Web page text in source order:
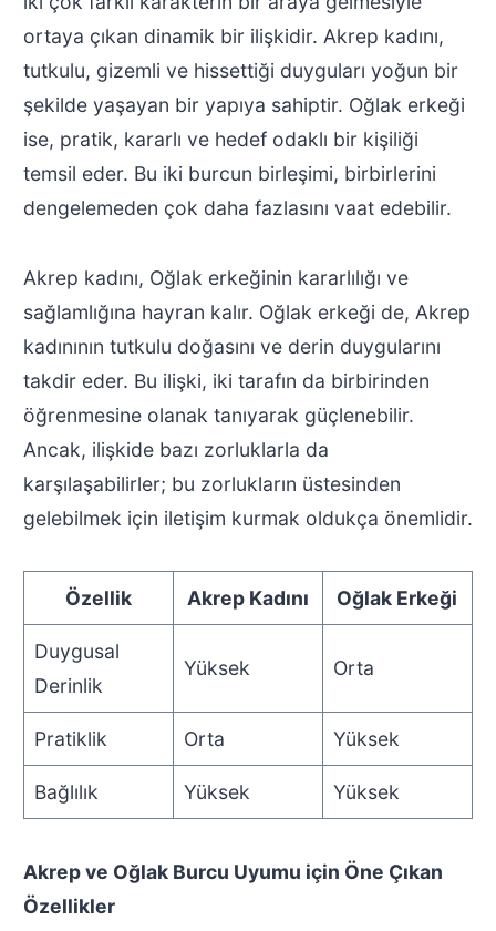
ortaya çıkan dinamik bir ilişkidir. Akrep kadını,
tutkulu, gizemli ve hissettiği duyguları yoğun bir
şekilde yaşayan bir yapıya sahiptir. Oğlak erkeği
ise, pratik, kararlı ve hedef odaklı bir kişiliği
temsil eder. Bu iki burcun birleşimi, birbirlerini
dengelemeden çok daha fazlasını vaat edebilir.
Akrep kadını, Oğlak erkeğinin kararlılığı ve
sağlamlığına hayran kalır. Oğlak erkeği de, Akrep
kadınının tutkulu doğasını ve derin duygularını
takdir eder. Bu ilişki, iki tarafın da birbirinden
öğrenmesine olanak tanıyarak güçlenebilir.
Ancak, ilişkide bazı zorluklarla da
karşılaşabilirler; bu zorlukların üstesinden
gelebilmek için iletişim kurmak oldukça önemlidir.
Özellik Akrep Kadını Oğlak Erkeği
Duygusal
Derinlik
Yüksek Orta
Pratiklik Orta Yüksek
Bağlılık Yüksek Yüksek
Akrep ve Oğlak Burcu Uyumu için Öne Çıkan
Özellikler